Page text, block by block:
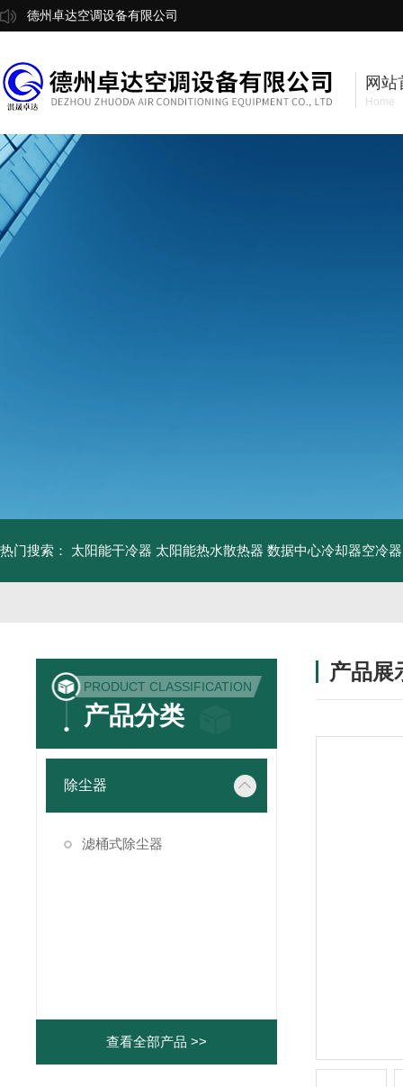
德州卓达空调设备有限公司
网站
Home
热门搜索： 太阳能干冷器 太阳能热水散热器 数据中心冷却器空冷器
PRODUCT CLASSIFICATION
产品分类
除尘器
滤桶式除尘器
查看全部产品 >>
产品展